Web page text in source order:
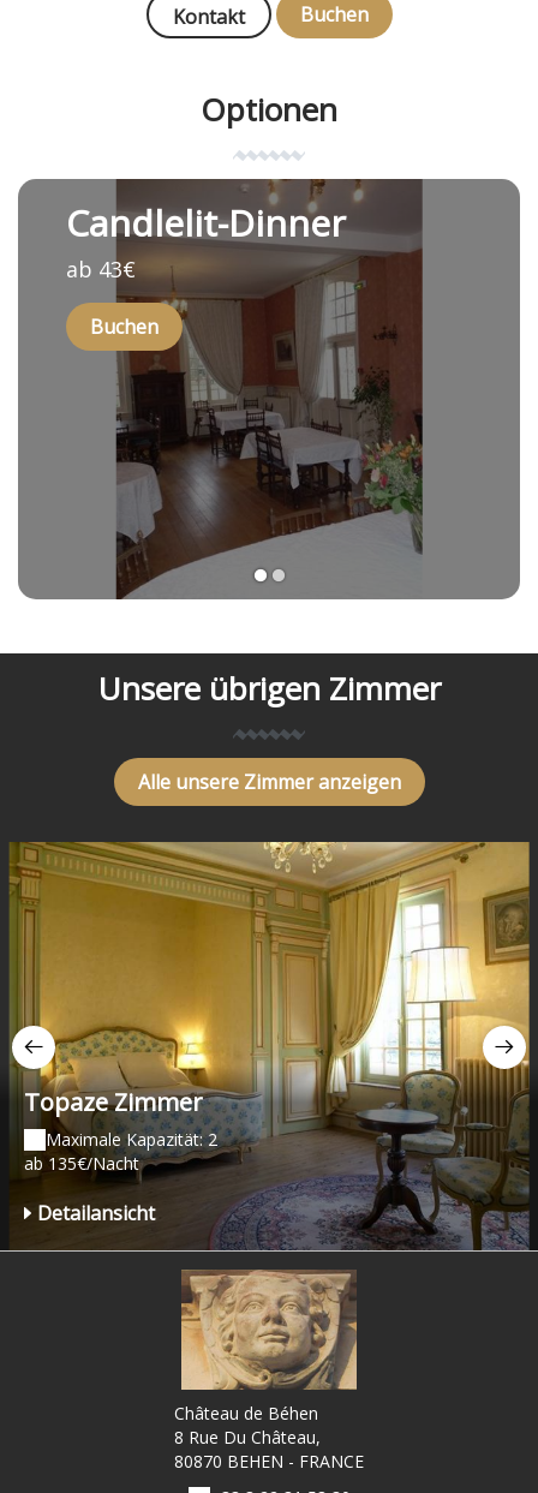
Kontakt Buchen
Optionen
Candlelit-Dinner
ab 43€
Buchen
1
Unsere übrigen Zimmer
Alle unsere Zimmer anzeigen
Topaze Zimmer
Maximale Kapazität: 2
ab 135€/Nacht
Detailansicht
Château de Béhen
8 Rue Du Château,
80870 BEHEN - FRANCE